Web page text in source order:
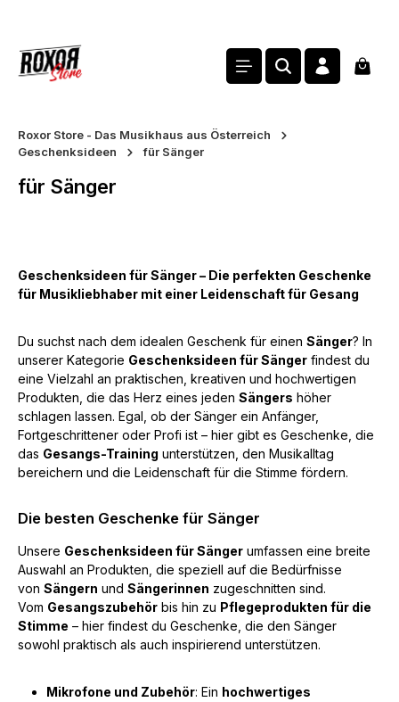
Roxor Store - Das Musikhaus aus Österreich
Geschenksideen
für Sänger
für Sänger
Geschenksideen für Sänger – Die perfekten Geschenke
für Musikliebhaber mit einer Leidenschaft für Gesang
Du suchst nach dem idealen Geschenk für einen Sänger? In
unserer Kategorie Geschenksideen für Sänger findest du
eine Vielzahl an praktischen, kreativen und hochwertigen
Produkten, die das Herz eines jeden Sängers höher
schlagen lassen. Egal, ob der Sänger ein Anfänger,
Fortgeschrittener oder Profi ist – hier gibt es Geschenke, die
das Gesangs-Training unterstützen, den Musikalltag
bereichern und die Leidenschaft für die Stimme fördern.
Die besten Geschenke für Sänger
Unsere Geschenksideen für Sänger umfassen eine breite
Auswahl an Produkten, die speziell auf die Bedürfnisse
von Sängern und Sängerinnen zugeschnitten sind.
Vom Gesangszubehör bis hin zu Pflegeprodukten für die
Stimme – hier findest du Geschenke, die den Sänger
sowohl praktisch als auch inspirierend unterstützen.
Mikrofone und Zubehör: Ein hochwertiges